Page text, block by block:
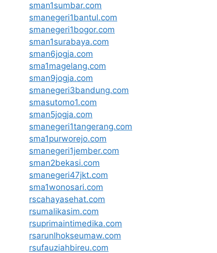
sman1sumbar.com
smanegeri1bantul.com
smanegeri1bogor.com
sman1surabaya.com
sman6jogja.com
sma1magelang.com
sman9jogja.com
smanegeri3bandung.com
smasutomo1.com
sman5jogja.com
smanegeri1tangerang.com
sma1purworejo.com
smanegeri1jember.com
sman2bekasi.com
smanegeri47jkt.com
sma1wonosari.com
rscahayasehat.com
rsumalikasim.com
rsuprimaintimedika.com
rsarunlhokseumaw.com
rsufauziahbireu.com